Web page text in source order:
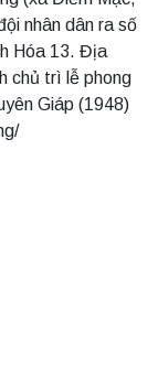
nhân dân ra số
Hóa 13. Địa
chủ trì lễ phong
Giáp (1948)